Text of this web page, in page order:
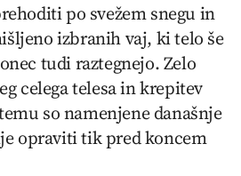
po svežem snegu in
izbranih vaj, ki telo še
tudi raztegnejo. Zelo
celega telesa in krepitev
so namenjene današnje
opraviti tik pred koncem